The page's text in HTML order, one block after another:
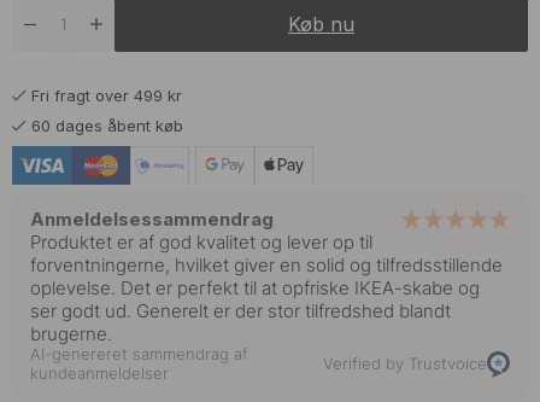
På lager
Køb nu
Fri fragt over 499 kr
60 dages åbent køb
Anmeldelsessammendrag
Produktet er af god kvalitet og lever op til
forventningerne, hvilket giver en solid og tilfredsstillende
oplevelse. Det er perfekt til at opfriske IKEA-skabe og
ser godt ud. Generelt er der stor tilfredshed blandt
brugerne.
AI-genereret sammendrag af
kundeanmeldelser
Verified by Trustvoice